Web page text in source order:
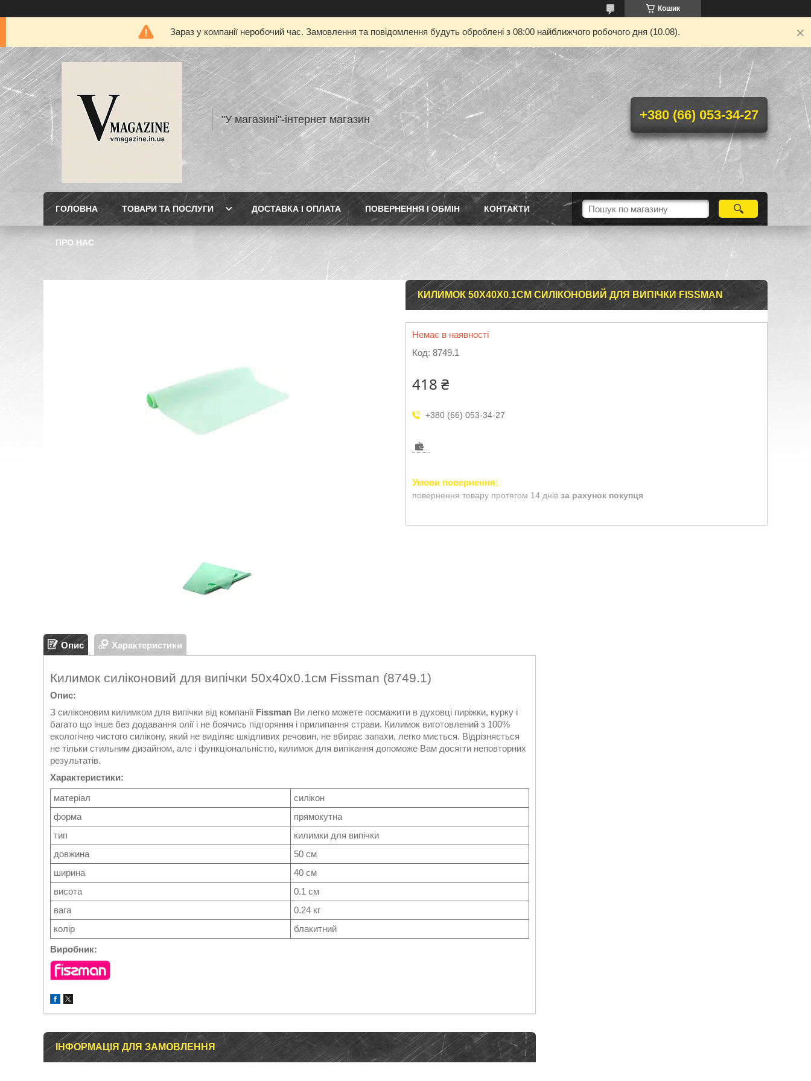
Кошик
Зараз у компанії неробочий час. Замовлення та повідомлення будуть оброблені з 08:00 найближчого робочого дня (10.08).
"У магазині"-інтернет магазин +380 (66) 053-34-27
ГОЛОВНА ТОВАРИ ТА ПОСЛУГИ ДОСТАВКА І ОПЛАТА ПОВЕРНЕННЯ І ОБМІН КОНТАКТИ
ПРО НАС
КИЛИМОК 50Х40Х0.1СМ СИЛІКОНОВИЙ ДЛЯ ВИПІЧКИ FISSMAN
Немає в наявності
Код: 8749.1
418 ₴
+380 (66) 053-34-27
повернення товару протягом 14 днів за рахунок покупця
Опис Характеристики
Килимок силіконовий для випічки 50х40х0.1см Fissman (8749.1)
Опис:
З силіконовим килимком для випічки від компанії Fissman Ви легко можете посмажити в духовці пиріжки, курку і
багато що інше без додавання олії і не боячись підгоряння і прилипання страви. Килимок виготовлений з 100%
екологічно чистого силікону, який не виділяє шкідливих речовин, не вбирає запахи, легко миється. Відрізняється
не тільки стильним дизайном, але і функціональністю, килимок для випікання допоможе Вам досягти неповторних
результатів.
Характеристики:
матеріал
силікон
форма
прямокутна
тип
килимки для випічки
довжина
50 см
ширина
40 см
висота
0.1 см
вага
0.24 кг
колір
блакитний
Виробник:
ІНФОРМАЦІЯ ДЛЯ ЗАМОВЛЕННЯ